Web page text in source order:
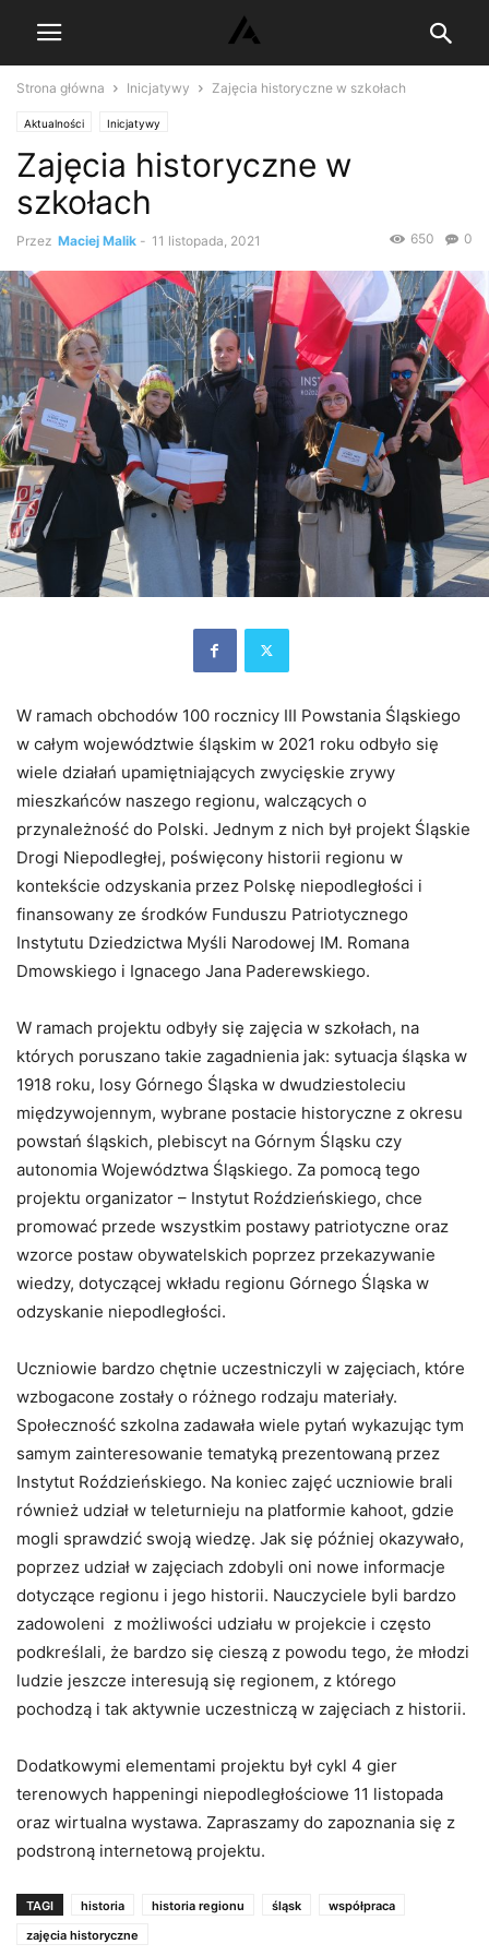
Strona główna Inicjatywy Zajęcia historyczne w szkołach
Aktualności Inicjatywy
Zajęcia historyczne w
szkołach
Przez Maciej Malik - 11 listopada, 2021 0
650
W ramach obchodów 100 rocznicy III Powstania Śląskiego
w całym województwie śląskim w 2021 roku odbyło się
wiele działań upamiętniających zwycięskie zrywy
mieszkańców naszego regionu, walczących o
przynależność do Polski. Jednym z nich był projekt Śląskie
Drogi Niepodległej, poświęcony historii regionu w
kontekście odzyskania przez Polskę niepodległości i
finansowany ze środków Funduszu Patriotycznego
Instytutu Dziedzictwa Myśli Narodowej IM. Romana
Dmowskiego i Ignacego Jana Paderewskiego.
W ramach projektu odbyły się zajęcia w szkołach, na
których poruszano takie zagadnienia jak: sytuacja śląska w
1918 roku, losy Górnego Śląska w dwudziestoleciu
międzywojennym, wybrane postacie historyczne z okresu
powstań śląskich, plebiscyt na Górnym Śląsku czy
autonomia Województwa Śląskiego. Za pomocą tego
projektu organizator – Instytut Roździeńskiego, chce
promować przede wszystkim postawy patriotyczne oraz
wzorce postaw obywatelskich poprzez przekazywanie
wiedzy, dotyczącej wkładu regionu Górnego Śląska w
odzyskanie niepodległości.
Uczniowie bardzo chętnie uczestniczyli w zajęciach, które
wzbogacone zostały o różnego rodzaju materiały.
Społeczność szkolna zadawała wiele pytań wykazując tym
samym zainteresowanie tematyką prezentowaną przez
Instytut Roździeńskiego. Na koniec zajęć uczniowie brali
również udział w teleturnieju na platformie kahoot, gdzie
mogli sprawdzić swoją wiedzę. Jak się później okazywało,
poprzez udział w zajęciach zdobyli oni nowe informacje
dotyczące regionu i jego historii. Nauczyciele byli bardzo
zadowoleni z możliwości udziału w projekcie i często
podkreślali, że bardzo się cieszą z powodu tego, że młodzi
ludzie jeszcze interesują się regionem, z którego
pochodzą i tak aktywnie uczestniczą w zajęciach z historii.
Dodatkowymi elementami projektu był cykl 4 gier
terenowych happeningi niepodległościowe 11 listopada
oraz wirtualna wystawa. Zapraszamy do zapoznania się z
podstroną internetową projektu.
TAGI historia historia regionu śląsk
współpraca
zajęcia historyczne